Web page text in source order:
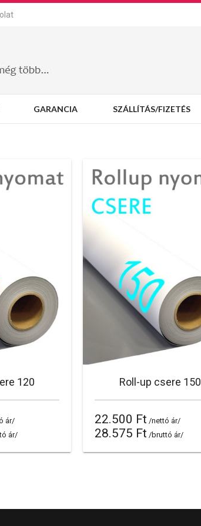
GARANCIA SZÁLLÍTÁS/FIZETÉS
120
ár/
ár/
Roll-up csere 150
22.500 Ft /nettó ár/
28.575 Ft /bruttó ár/